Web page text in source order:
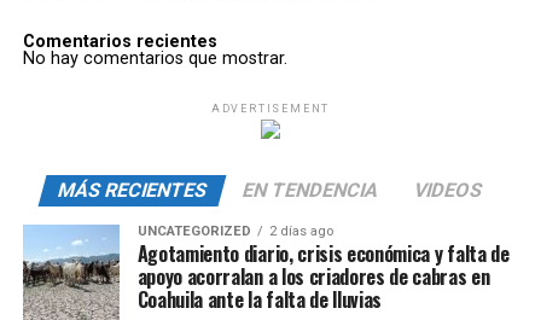
Comentarios recientes
No hay comentarios que mostrar.
ADVERTISEMENT
MÁS RECIENTES EN TENDENCIA VIDEOS
UNCATEGORIZED 2 días ago
Agotamiento diario, crisis económica y falta de
apoyo acorralan a los criadores de cabras en
Coahuila ante la falta de lluvias